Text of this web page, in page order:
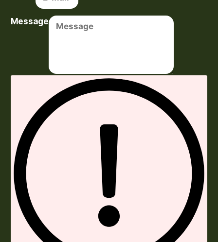
Message